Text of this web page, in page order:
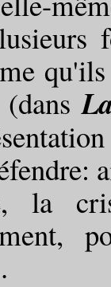
(dans
la